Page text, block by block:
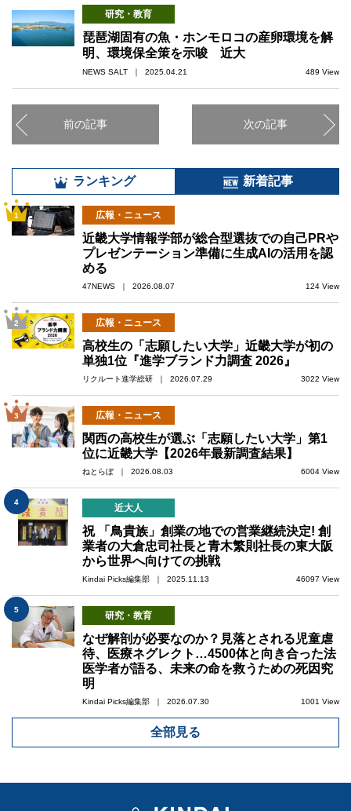
研究・教育
琵琶湖固有の魚・ホンモロコの産卵環境を解
明、環境保全策を示唆 近大
NEWS SALT ｜ 2025.04.21 489 View
前の記事 次の記事
ランキング 新着記事
1 広報・ニュース
近畿大学情報学部が総合型選抜での自己PRや
プレゼンテーション準備に生成AIの活用を認
める
47NEWS ｜ 2026.08.07 124 View
2 広報・ニュース
高校生の「志願したい大学」近畿大学が初の
単独1位『進学ブランド力調査 2026』
リクルート進学総研 ｜ 2026.07.29 3022 View
3 広報・ニュース
関西の高校生が選ぶ「志願したい大学」第1
位に近畿大学【2026年最新調査結果】
ねとらぼ ｜ 2026.08.03 6004 View
4
近大人
祝 「鳥貴族」創業の地での営業継続決定! 創
業者の大倉忠司社長と青木繁則社長の東大阪
から世界へ向けての挑戦
Kindai Picks編集部 ｜ 2025.11.13 46097 View
5
研究・教育
なぜ解剖が必要なのか？見落とされる児童虐
待、医療ネグレクト…4500体と向き合った法
医学者が語る、未来の命を救うための死因究
明
Kindai Picks編集部 ｜ 2026.07.30 1001 View
全部見る